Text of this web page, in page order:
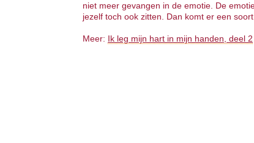
niet meer gevangen in de emotie. De
jezelf toch ook zitten. Dan komt er een soort
Meer: Ik leg mijn hart in mijn handen, deel 2